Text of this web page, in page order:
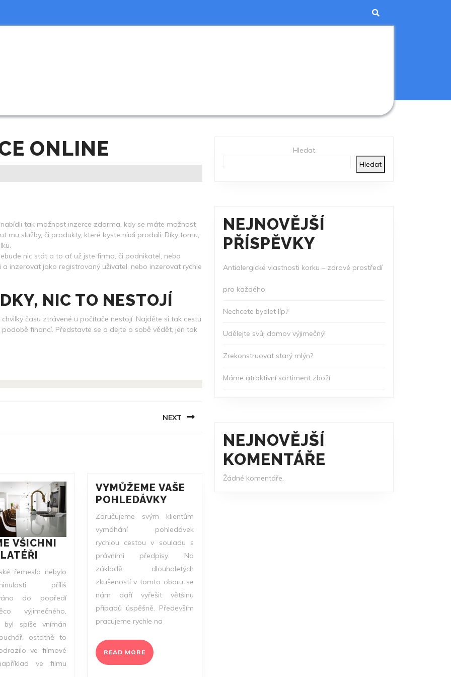
ONLINE
tak možnost inzerce zdarma, kdy se máte možnost
služby, či produkty, které byste rádi prodali. Díky tomu,
nic stát a to ať už jste firma, či podnikatel, nebo
inzerovat jako registrovaný uživatel, nebo inzerovat rychle
NIC TO NESTOJÍ
času ztrávené u počítače nestojí. Najděte si tak cestu
financí. Představte se a dejte o sobě vědět, jen tak
NEXT
VŠICHNI
VŠICHNI
INSTALATÉŘI
řemeslo nebylo
příliš
do popředí
výjimečného,
byl spíše vnímán
ostatně to
ve filmové
ve filmu
VYMŮŽEME VAŠE
POHLEDÁVKYVYMŮŽEME
VAŠE
POHLEDÁVKY
Zaručujeme svým klientům
vymáhání pohledávek
rychlou cestou v souladu s
právními předpisy. Na
základě dlouholetých
zkušeností v tomto oboru se
nám daří vyřešit většinu
případů úspěšně. Především
pracujeme rychle na
READ MOREREAD
MORE
Hledat
Hledat
NEJNOVĚJŠÍ
PŘÍSPĚVKY
Antialergické vlastnosti korku – zdravé prostředí
pro každého
Nechcete bydlet líp?
Udělejte svůj domov výjimečný!
Zrekonstruovat starý mlýn?
Máme atraktivní sortiment zboží
NEJNOVĚJŠÍ
KOMENTÁŘE
Žádné komentáře.